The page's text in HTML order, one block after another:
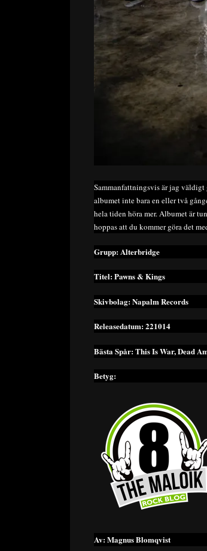
Sammanfattningsvis är jag
albumet inte bara en eller två
hela tiden höra mer. Albumet är
hoppas att du kommer göra det
Grupp: Alterbridge
Titel: Pawns & Kings
Skivbolag: Napalm Records
Releasedatum: 221014
Bästa Spår: This Is War, Dead
Betyg:
Av: Magnus Blomqvist